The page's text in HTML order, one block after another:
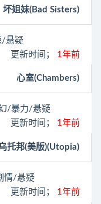
坏姐妹(Bad Sisters)
/悬疑
更新时间；
1年前
心室(Chambers)
/暴力/悬疑
更新时间；
1年前
托邦(美版)(Utopia)
情/悬疑
更新时间；
1年前